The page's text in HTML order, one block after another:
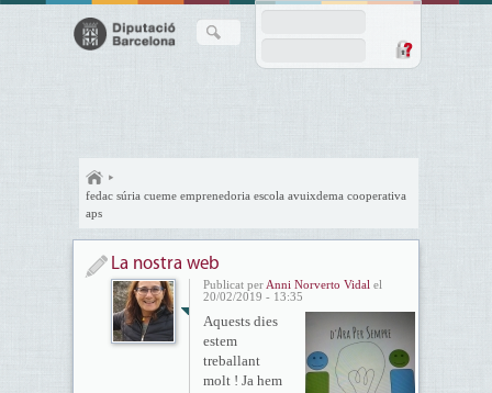
fedac súria cueme emprenedoria escola avuixdema cooperativa
aps
La nostra web
Publicat per Anni Norverto Vidal el
20/02/2019 - 13:35
Aquests dies
estem
treballant
molt ! Ja hem